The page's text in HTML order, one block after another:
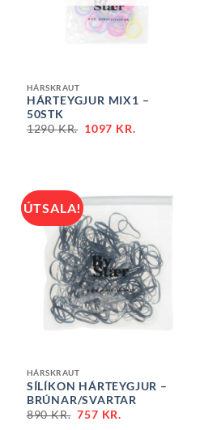
HÁRSKRAUT
HÁRTEYGJUR MIX1 –
50STK
1290KR. 1097 KR.
ÚTSALA!
HÁRSKRAUT
SÍLÍKON HÁRTEYGJUR –
BRÚNAR/SVARTAR
890KR. 757 KR.